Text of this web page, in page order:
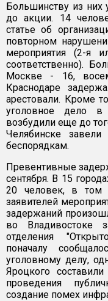
Большинству из них
до акции. 14
статье об
повторном
мероприятия (2-я
соответственно).
Москве - 16,
Краснодаре
арестовали. Кроме
уголовное дело
возбудили еще до
Челябинске
беспорядкам.
Превентивные
сентября. В 15
20 человек, в том
заявителей
задержаний
во Владивостоке
отделения
поначалу
уголовному делу,
Яроцкого
проведения
создание помех